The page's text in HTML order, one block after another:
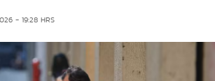
- 19:28 HRS